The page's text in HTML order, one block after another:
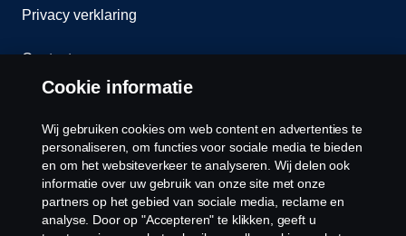
Privacy verklaring
Contact
Cookiebeleid
Cookies
Cookie informatie
Wij gebruiken cookies om web content en advertenties te
personaliseren, om functies voor sociale media te bieden
en om het websiteverkeer te analyseren. Wij delen ook
informatie over uw gebruik van onze site met onze
partners op het gebied van sociale media, reclame en
analyse. Door op "Accepteren" te klikken, geeft u